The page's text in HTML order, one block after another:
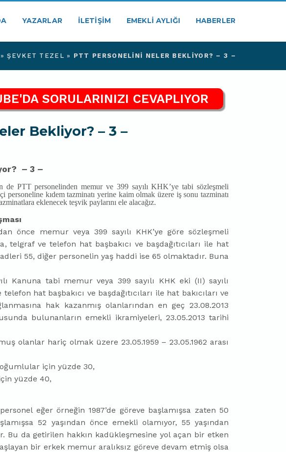
YAZARLAR İLETIŞIM EMEKLI AYLIĞI HABERLER
»ŞEVKET TEZEL » PTT PERSONELINI NELER BEKLIYOR? – 3 –
SORULARINIZI CEVAPLIYOR
Bekliyor? – 3 –
– 3 –
de PTT personelinden memur ve 399 sayılı KHK’ye tabi sözleşmeli
personeline kıdem tazminatı yerine kaim olmak üzere iş sonu tazminatı
eklenecek teşvik paylarını ele alacağız.
önce memur veya 399 sayılı KHK’ye göre sözleşmeli
telgraf ve telefon hat başbakıcı ve başdağıtıcıları ile hat
hadleri 55, diğer personelin yaş haddi ise 65 olmaktadır. Buna
Kanuna tabi memur veya 399 sayılı KHK eki (II) sayılı
hat başbakıcı ve başdağıtıcıları ile hat bakıcıları ve
hak kazanmış olanlarından en geç 23.08.2013
bulunanların emekli ikramiyeleri, 23.05.2013 tarihi
olanlar hariç olmak üzere 23.05.1959 – 23.05.1962 arası
için yüzde 30,
yüzde 40,
eğer örneğin 1987’de göreve başlamışsa zaten 50
52 yaşından önce emekli olamıyor, 55 yaşından
Bu da getirilen hakkın kadükleşmesine yol açan bir etken
bir erkek memur aralıksız göreve devam etmiş olsa